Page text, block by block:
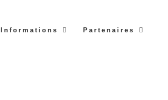
Informations Partenaires